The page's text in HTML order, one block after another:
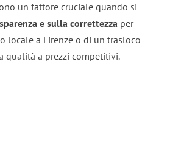
un fattore cruciale quando si
e sulla correttezza per
locale a Firenze o di un trasloco
qualità a prezzi competitivi.